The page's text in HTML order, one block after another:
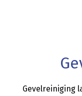
Gevelreiniging